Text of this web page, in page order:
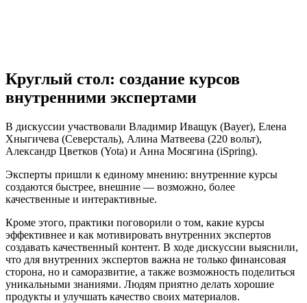
Круглый стол: создание курсов
внутренними экспертами
В дискуссии участвовали Владимир Иващук (Bayer), Елена
Хныгичева (Северсталь), Алина Матвеева (220 вольт),
Александр Цветков (Yota) и Анна Мосягина (iSpring).
Эксперты пришли к единому мнению: внутренние курсы
создаются быстрее, внешние — возможно, более
качественные и интерактивные.
Кроме этого, практики поговорили о том, какие курсы
эффективнее и как мотивировать внутренних экспертов
создавать качественный контент. В ходе дискуссии выяснили,
что для внутренних экспертов важна не только финансовая
сторона, но и саморазвитие, а также возможность поделиться
уникальными знаниями. Людям приятно делать хорошие
продукты и улучшать качество своих материалов.